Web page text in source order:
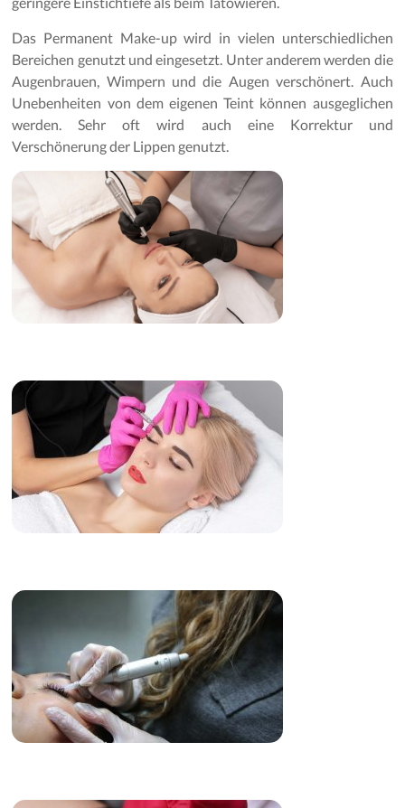
Das Permanent Make-up wird in vielen unterschiedlichen
Bereichen genutzt und eingesetzt. Unter anderem werden die
Augenbrauen, Wimpern und die Augen verschönert. Auch
Unebenheiten von dem eigenen Teint können ausgeglichen
werden. Sehr oft wird auch eine Korrektur und
Verschönerung der Lippen genutzt.